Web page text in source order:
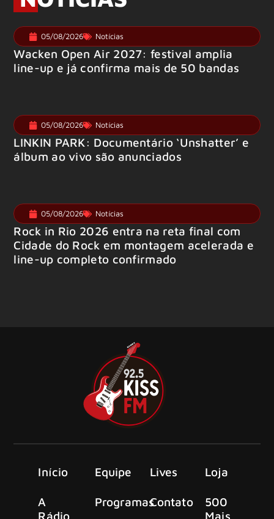
05/08/2026 Notícias
Wacken Open Air 2027: festival amplia
line-up e já confirma mais de 50 bandas
05/08/2026 Notícias
LINKIN PARK: Documentário ‘Unshatter’ e
álbum ao vivo são anunciados
05/08/2026 Notícias
Rock in Rio 2026 entra na reta final com
Cidade do Rock em montagem acelerada e
line-up completo confirmado
Início
A
Rádio
Equipe
Programas
Lives
Contato
Loja
500
Mais